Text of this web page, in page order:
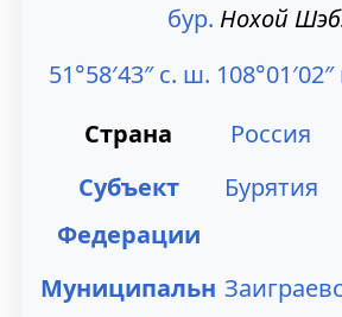
бур. Нохой
51°58′43″ с. ш.
Страна
Россия
Субъект
Федерации
Бурятия
Муниципальн